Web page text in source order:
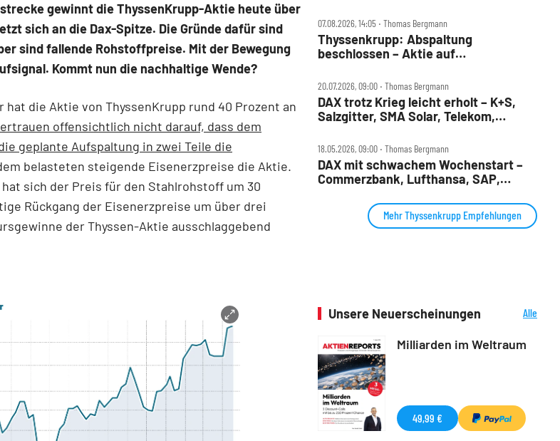
gewinnt die ThyssenKrupp-Aktie heute über
sich an die Dax-Spitze. Die Gründe dafür sind
sind fallende Rohstoffpreise. Mit der Bewegung
Kommt nun die nachhaltige Wende?
hat die Aktie von ThyssenKrupp rund 40 Prozent an
offensichtlich nicht darauf, dass dem
geplante Aufspaltung in zwei Teile die
belasteten steigende Eisenerzpreise die Aktie.
sich der Preis für den Stahlrohstoff um 30
Rückgang der Eisenerzpreise um über drei
der Thyssen-Aktie ausschlaggebend
07.08.2026, 14:05 ‧ Thomas Bergmann
Thyssenkrupp: Abspaltung
beschlossen – Aktie auf
20.07.2026, 09:00 ‧ Thomas Bergmann
DAX trotz Krieg leicht erholt – K+S,
Salzgitter, SMA Solar, Telekom,
Check
18.05.2026, 09:00 ‧ Thomas Bergmann
DAX mit schwachem Wochenstart –
Commerzbank, Lufthansa, SAP,
Thyssenkrupp im Check
Mehr Thyssenkrupp Empfehlungen
Unsere Neuerscheinungen
Alle
Milliarden im Weltraum
49,99 €